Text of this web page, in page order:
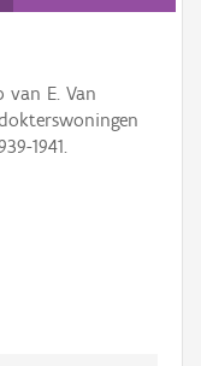
van E. Van
1941.